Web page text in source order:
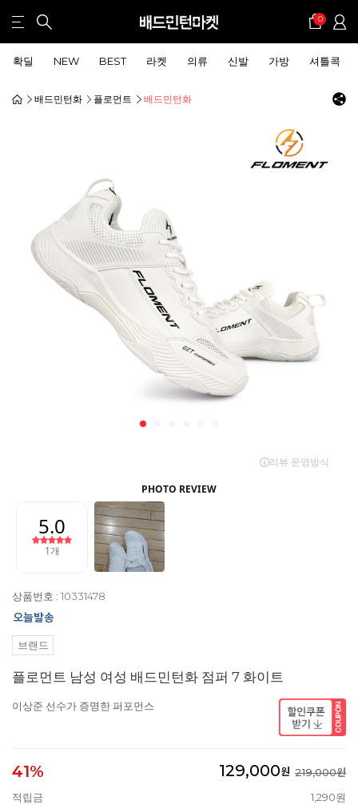
0
확딜 NEW BEST 라켓 의류 신발 가방 셔틀콕
배드민턴화 플로먼트 배드민턴화
상품번호 : 10331478
브랜드
플로먼트 남성 여성 배드민턴화 점퍼 7 화이트
이상준 선수가 증명한 퍼포먼스
41% 129,000원 219,000원
적립금
1,290원